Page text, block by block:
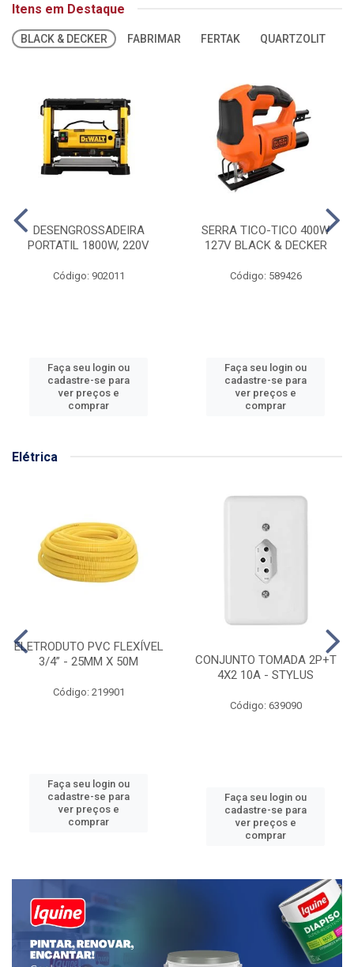
Itens em Destaque
BLACK & DECKER FABRIMAR FERTAK QUARTZOLIT
DESENGROSSADEIRA
PORTATIL 1800W, 220V
Código: 902011
Faça seu login ou
cadastre-se para
ver preços e
comprar
SERRA TICO-TICO 400W
127V BLACK & DECKER
Código: 589426
Faça seu login ou
cadastre-se para
ver preços e
comprar
Elétrica
ELETRODUTO PVC FLEXÍVEL
3/4” - 25MM X 50M
Código: 219901
Faça seu login ou
cadastre-se para
ver preços e
comprar
CONJUNTO TOMADA 2P+T
4X2 10A - STYLUS
Código: 639090
Faça seu login ou
cadastre-se para
ver preços e
comprar